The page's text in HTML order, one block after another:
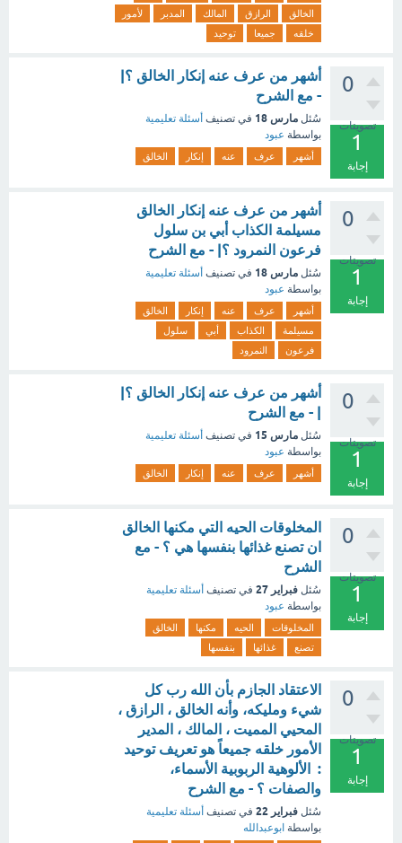
الخالق الرازق المالك المدبر
لأمور
خلقه
جميعا توحيد
0
تصويتات
1
إجابة
أشهر من عرف عنه إنكار الخالق ؟|
- مع الشرح
سُئل مارس 18 في تصنيف أسئلة تعليمية
بواسطة عبود
أشهر عرف عنه إنكار الخالق
0
تصويتات
1
إجابة
أشهر من عرف عنه إنكار الخالق
مسيلمة الكذاب أبي بن سلول
فرعون النمرود ؟| - مع الشرح
سُئل مارس 18 في تصنيف أسئلة تعليمية
بواسطة عبود
أشهر عرف عنه إنكار
الخالق
مسيلمة
الكذاب أبي
سلول
فرعون
النمرود
0
تصويتات
1
إجابة
أشهر من عرف عنه إنكار الخالق ؟|
| - مع الشرح
سُئل مارس 15 في تصنيف أسئلة تعليمية
بواسطة عبود
أشهر عرف عنه إنكار الخالق
0
تصويتات
1
إجابة
المخلوقات الحيه التي مكنها الخالق
ان تصنع غذائها بنفسها هي ؟ - مع
الشرح
سُئل فبراير 27 في تصنيف أسئلة تعليمية
بواسطة عبود
المخلوقات الحيه مكنها
الخالق
تصنع
غذائها بنفسها
0
تصويتات
1
إجابة
الاعتقاد الجازم بأن الله رب كل
شيء ومليكه، وأنه الخالق ، الرازق ،
المحيي المميت ، المالك ، المدير
الأمور خلقه جميعاً هو تعريف توحيد
: الألوهية الربوبية الأسماء،
والصفات ؟ - مع الشرح
سُئل فبراير 22 في تصنيف أسئلة تعليمية
بواسطة ابوعبدالله